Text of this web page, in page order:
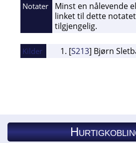
Notater
Minst en nålevende
linket til dette
tilgjengelig.
Kilder [S213] Bjørn